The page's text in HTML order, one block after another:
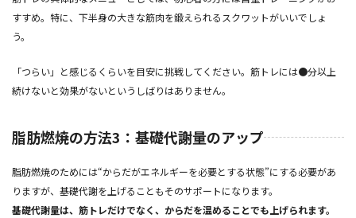
すすめ。特に、下半身の大きな筋肉を鍛えられるスクワットがいいでしょ
う。
「つらい」と感じるくらいを目安に挑戦してください。筋トレには●分以上
続けないと効果がないというしばりはありません。
脂肪燃焼の方法3：基礎代謝量のアップ
脂肪燃焼のためには“からだがエネルギーを必要とする状態”にする必要があ
りますが、基礎代謝を上げることもそのサポートになります。
基礎代謝量は、筋トレだけでなく、からだを温めることでも上げられます。